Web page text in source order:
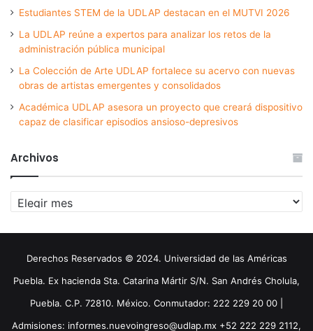
Estudiantes STEM de la UDLAP destacan en el MUTVI 2026
La UDLAP reúne a expertos para analizar los retos de la
administración pública municipal
La Colección de Arte UDLAP fortalece su acervo con nuevas
obras de artistas emergentes y consolidados
Académica UDLAP asesora un proyecto que creará dispositivo
capaz de clasificar episodios ansioso-depresivos
Archivos
Archivos
Derechos Reservados © 2024. Universidad de las Américas
Puebla. Ex hacienda Sta. Catarina Mártir S/N. San Andrés Cholula,
Puebla. C.P. 72810. México. Conmutador: 222 229 20 00 |
Admisiones: informes.nuevoingreso@udlap.mx +52 222 229 2112,